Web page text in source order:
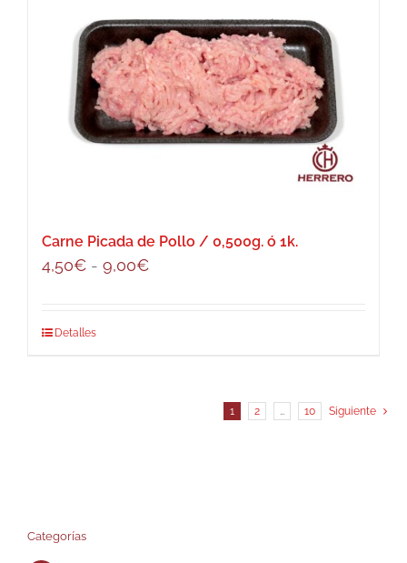
Carne Picada de Pollo / 0,500g. ó 1k.
4,50€ - 9,00€Rango
Este
pueden
elegir
Detalles
1 2 … 10 Siguiente
Categorías